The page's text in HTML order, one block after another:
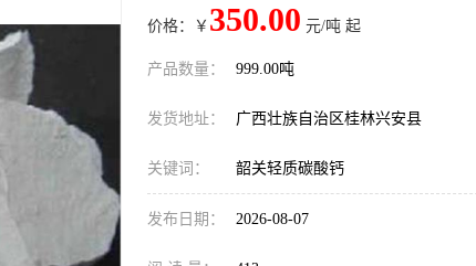
价格：￥ 350.00 元/吨 起
产品数量： 999.00吨
发货地址： 广西壮族自治区桂林兴安县
关键词： 韶关轻质碳酸钙
发布日期： 2026-08-07